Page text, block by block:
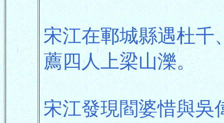
宋江在鄆城縣遇杜千
薦四人上梁山濼。
宋江發現閻婆惜與吳